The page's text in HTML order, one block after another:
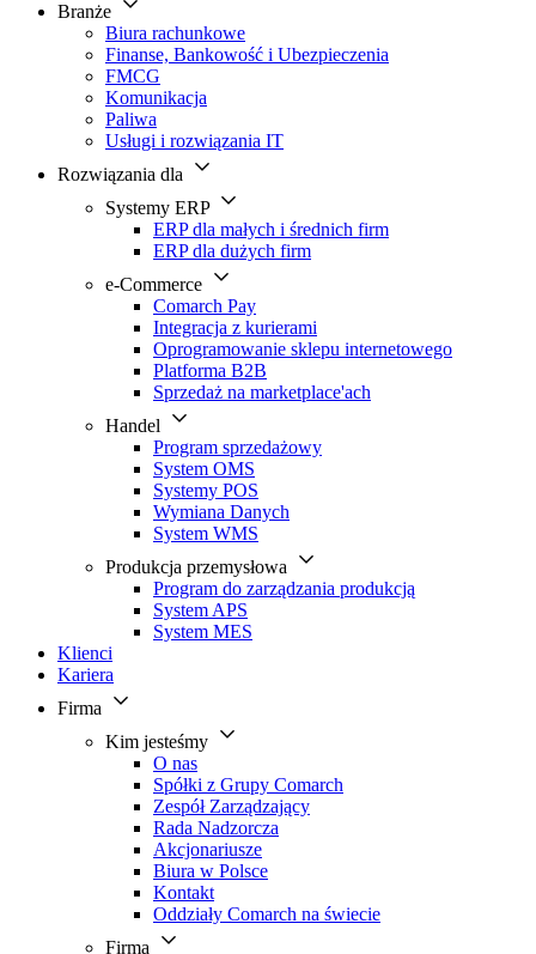
Branże
Biura rachunkowe
Finanse, Bankowość i Ubezpieczenia
FMCG
Komunikacja
Paliwa
Usługi i rozwiązania IT
Rozwiązania dla
Systemy ERP
ERP dla małych i średnich firm
ERP dla dużych firm
e-Commerce
Comarch Pay
Integracja z kurierami
Oprogramowanie sklepu internetowego
Platforma B2B
Sprzedaż na marketplace'ach
Handel
Program sprzedażowy
System OMS
Systemy POS
Wymiana Danych
System WMS
Produkcja przemysłowa
Program do zarządzania produkcją
System APS
System MES
Klienci
Kariera
Firma
Kim jesteśmy
O nas
Spółki z Grupy Comarch
Zespół Zarządzający
Rada Nadzorcza
Akcjonariusze
Biura w Polsce
Kontakt
Oddziały Comarch na świecie
Firma